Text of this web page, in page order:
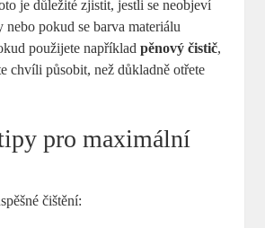
je důležité zjistit, jestli se neobjeví
nebo pokud se barva materiálu
použijete napříkladpěnový čistič,
chvíli působit, než důkladně otřete
pro maximální
čištění: